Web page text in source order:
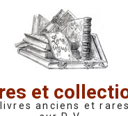
et
anciens et